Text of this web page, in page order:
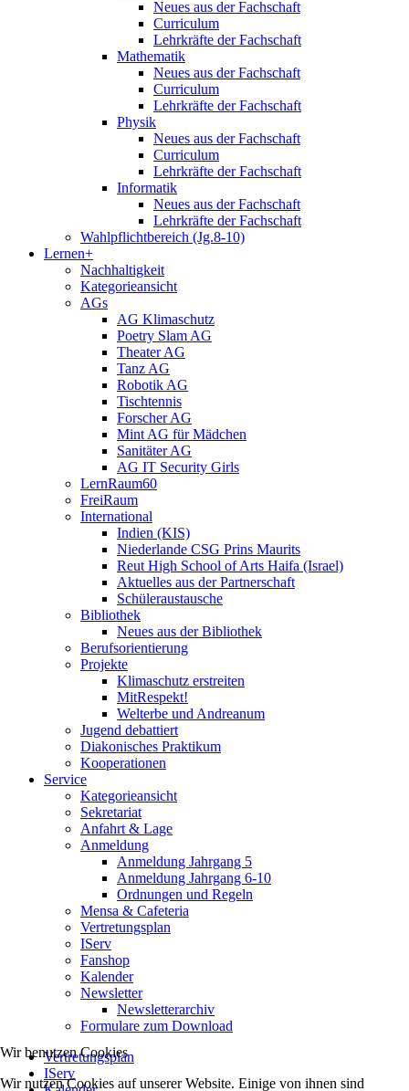
Neues aus der Fachschaft
Curriculum
Lehrkräfte der Fachschaft
Mathematik
Neues aus der Fachschaft
Curriculum
Lehrkräfte der Fachschaft
Physik
Neues aus der Fachschaft
Curriculum
Lehrkräfte der Fachschaft
Informatik
Neues aus der Fachschaft
Lehrkräfte der Fachschaft
Wahlpflichtbereich (Jg.8-10)
Lernen+
Nachhaltigkeit
Kategorieansicht
AGs
AG Klimaschutz
Poetry Slam AG
Theater AG
Tanz AG
Robotik AG
Tischtennis
Forscher AG
Mint AG für Mädchen
Sanitäter AG
AG IT Security Girls
LernRaum60
FreiRaum
International
Indien (KIS)
Niederlande CSG Prins Maurits
Reut High School of Arts Haifa (Israel)
Aktuelles aus der Partnerschaft
Schüleraustausche
Bibliothek
Neues aus der Bibliothek
Berufsorientierung
Projekte
Klimaschutz erstreiten
MitRespekt!
Welterbe und Andreanum
Jugend debattiert
Diakonisches Praktikum
Kooperationen
Service
Kategorieansicht
Sekretariat
Anfahrt & Lage
Anmeldung
Anmeldung Jahrgang 5
Anmeldung Jahrgang 6-10
Ordnungen und Regeln
Mensa & Cafeteria
Vertretungsplan
IServ
Fanshop
Kalender
Newsletter
Newsletterarchiv
Formulare zum Download
Vertretungsplan
IServ
Wir benutzen Cookies
Wir nutzen Cookies auf unserer Website. Einige von ihnen sind